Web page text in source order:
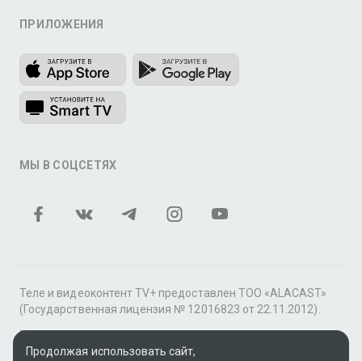
ПРИЛОЖЕНИЯ
МЫ В СОЦСЕТЯХ
Теле и видеоконтент TV+ предоставлен ТОО «ALACAST»
(Государственная лицензия № 12016823 от 22.11.2012).
В рамках услуги «Видео по подписке» для «Пакета
фильмов и сериалов tv+» контент предоставляется
Продолжая использовать сайт,